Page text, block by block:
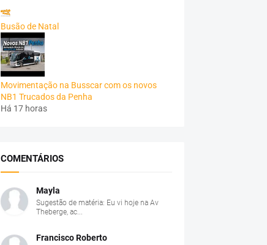
Busão de Natal
Movimentação na Busscar com os novos
NB1 Trucados da Penha
Há 17 horas
COMENTÁRIOS
Mayla
Sugestão de matéria: Eu vi hoje na Av
Theberge, ac...
Francisco Roberto